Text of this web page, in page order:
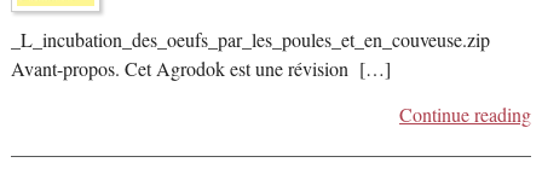
_L_incubation_des_oeufs_par_les_poules_et_en_couveuse.zip
Avant-propos. Cet Agrodok est une révision […]
Continue reading